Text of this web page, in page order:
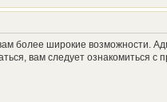
более широкие возможности.
вам следует ознакомиться с